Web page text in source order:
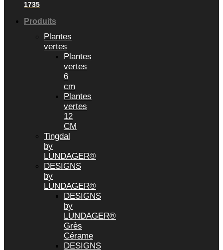
1735
Produits
Plantes
vertes
Plantes
vertes
6
cm
Plantes
vertes
12
CM
Tingdal
by
LUNDAGER®
DESIGNS
by
LUNDAGER®
DESIGNS
by
LUNDAGER®
Grès
Cérame
DESIGNS